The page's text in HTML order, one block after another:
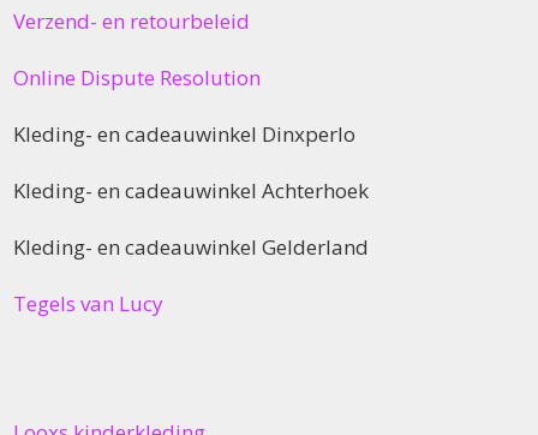
Verzend- en retourbeleid
Online Dispute Resolution
Kleding- en cadeauwinkel Dinxperlo
Kleding- en cadeauwinkel Achterhoek
Kleding- en cadeauwinkel Gelderland
Tegels van Lucy